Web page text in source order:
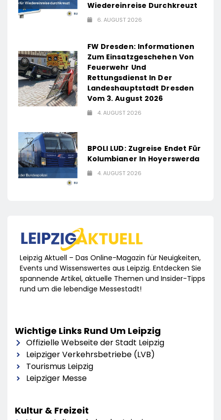
Wiedereinreise Durchkreuzt
6. AUGUST 2026
FW Dresden: Informationen
Zum Einsatzgeschehen Von
Feuerwehr Und
Rettungsdienst In Der
Landeshauptstadt Dresden
Vom 3. August 2026
4. AUGUST 2026
BPOLI LUD: Zugreise Endet Für
Kolumbianer In Hoyerswerda
4. AUGUST 2026
Leipzig Aktuell – Das Online-Magazin für Neuigkeiten,
Events und Wissenswertes aus Leipzig. Entdecken Sie
spannende Artikel, aktuelle Themen und Insider-Tipps
rund um die lebendige Messestadt!
Wichtige Links Rund Um Leipzig
Offizielle Webseite der Stadt Leipzig
Leipziger Verkehrsbetriebe (LVB)
Tourismus Leipzig
Leipziger Messe
Kultur & Freizeit